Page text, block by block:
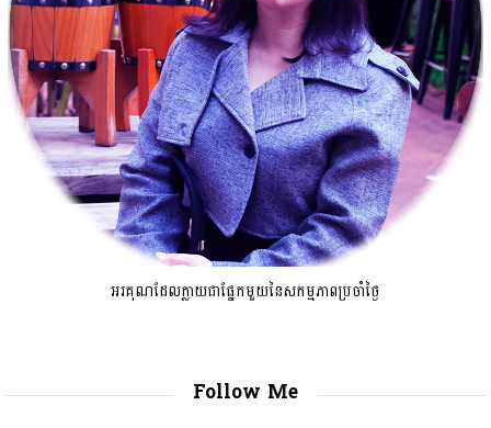
អរគុណដែលក្លាយជាផ្នែកមួយនៃសកម្មភាពប្រចាំថ្ងៃ
Follow Me